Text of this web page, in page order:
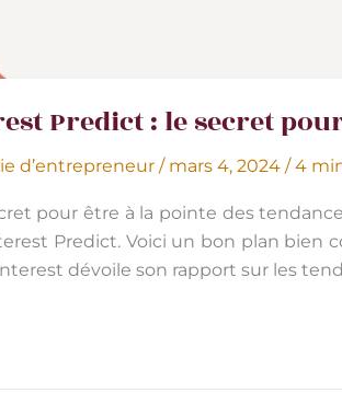
Predict : le secret
d’entrepreneur / mars 4, 2024 /4
pour être à la pointe des
Predict. Voici un bon plan bien
dévoile son rapport sur les